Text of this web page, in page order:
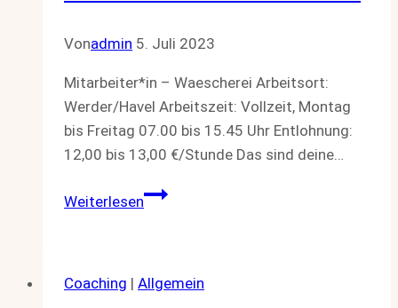
Vonadmin 5. Juli 2023
Mitarbeiter*in – Waescherei Arbeitsort:
Werder/Havel Arbeitszeit: Vollzeit, Montag
bis Freitag 07.00 bis 15.45 Uhr Entlohnung:
12,00 bis 13,00 €/Stunde Das sind deine…
WeiterlesenMitarbeiter*in
Coaching | Allgemein